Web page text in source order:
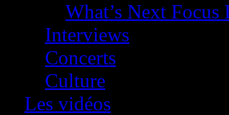
What’s Next
Interviews
Concerts
Culture
Les vidéos